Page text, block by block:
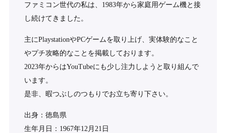
ファミコン世代の私は、1983年から家庭用ゲーム機と接
し続けてきました。
主にPlaystationやPCゲームを取り上げ、実体験的なこと
やプチ攻略的なことを掲載しております。
2023年からはYouTubeにも少し注力しようと取り組んで
います。
是非、暇つぶしのつもりでお立ち寄り下さい。
出身：徳島県
生年月日：1967年12月21日